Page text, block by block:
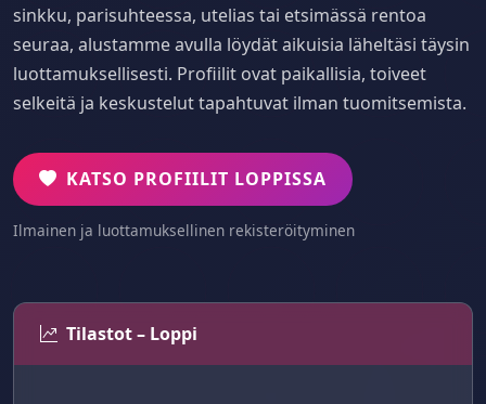
sinkku, parisuhteessa, utelias tai etsimässä rentoa
seuraa, alustamme avulla löydät aikuisia läheltäsi täysin
luottamuksellisesti. Profiilit ovat paikallisia, toiveet
selkeitä ja keskustelut tapahtuvat ilman tuomitsemista.
KATSO PROFIILIT LOPPISSA
Ilmainen ja luottamuksellinen rekisteröityminen
Tilastot – Loppi